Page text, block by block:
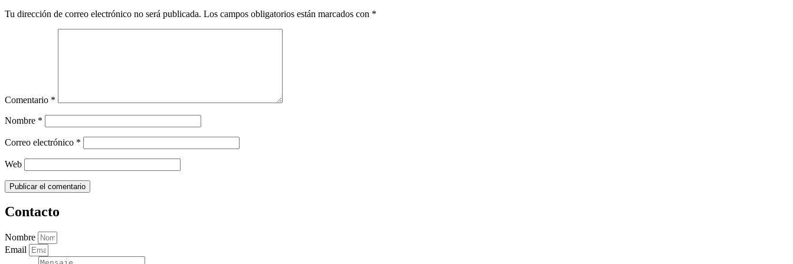
Tu dirección de correo electrónico no será publicada. Los campos obligatorios están marcados con *
Comentario *
Nombre *
Correo electrónico *
Web
Contacto
Nombre
Email